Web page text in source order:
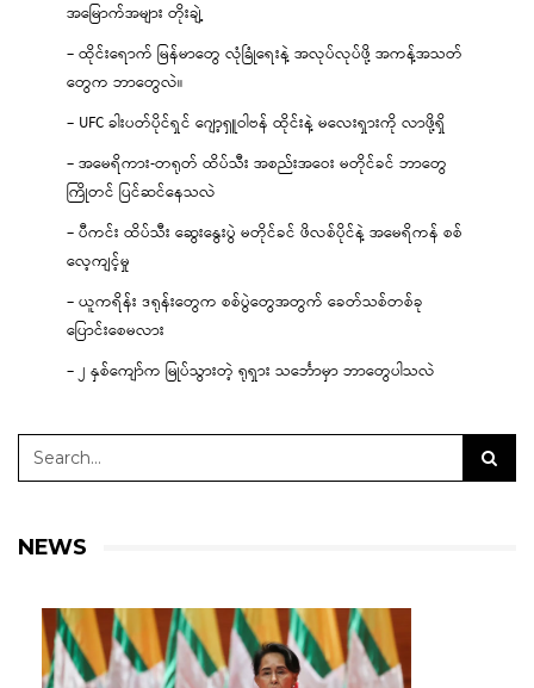
အမြောက်အများ တိုးချဲ့
– ထိုင်းရောက် မြန်မာတွေ လုံခြုံရေးနဲ့ အလုပ်လုပ်ဖို့ အကန့်အသတ်
တွေက ဘာတွေလဲ။
– UFC ခါးပတ်ပိုင်ရှင် ဂျော့ရှူဝါဗန် ထိုင်းနဲ့ မလေးရှားကို လာဖို့ရှိ
– အမေရိကား-တရုတ် ထိပ်သီး အစည်းအဝေး မတိုင်ခင် ဘာတွေ
ကြိုတင် ပြင်ဆင်နေသလဲ
– ပီကင်း ထိပ်သီး ဆွေးနွေးပွဲ မတိုင်ခင် ဖိလစ်ပိုင်နဲ့ အမေရိကန် စစ်
လေ့ကျင့်မှု
– ယူကရိန်း ဒရုန်းတွေက စစ်ပွဲတွေအတွက် ခေတ်သစ်တစ်ခု
ပြောင်းစေမလား
– ၂ နှစ်ကျော်က မြုပ်သွားတဲ့ ရုရှား သင်္ဘောမှာ ဘာတွေပါသလဲ
NEWS